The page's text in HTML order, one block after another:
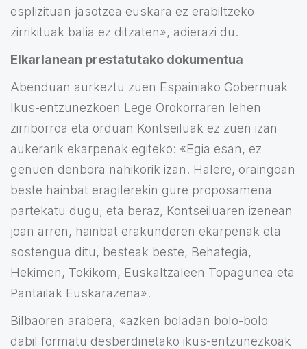
esplizituan jasotzea euskara ez erabiltzeko
zirrikituak balia ez ditzaten», adierazi du.
Elkarlanean prestatutako dokumentua
Abenduan aurkeztu zuen Espainiako Gobernuak
Ikus-entzunezkoen Lege Orokorraren lehen
zirriborroa eta orduan Kontseiluak ez zuen izan
aukerarik ekarpenak egiteko: «Egia esan, ez
genuen denbora nahikorik izan. Halere, oraingoan
beste hainbat eragilerekin gure proposamena
partekatu dugu, eta beraz, Kontseiluaren izenean
joan arren, hainbat erakunderen ekarpenak eta
sostengua ditu, besteak beste, Behategia,
Hekimen, Tokikom, Euskaltzaleen Topagunea eta
Pantailak Euskarazena».
Bilbaoren arabera, «azken boladan bolo-bolo
dabil formatu desberdinetako ikus-entzunezkoak